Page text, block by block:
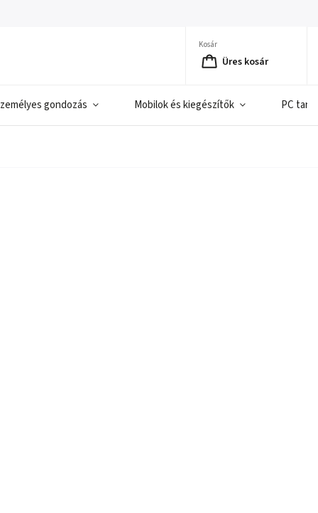
Kosár
Üres kosár
gondozás Mobilok és kiegészítők PC